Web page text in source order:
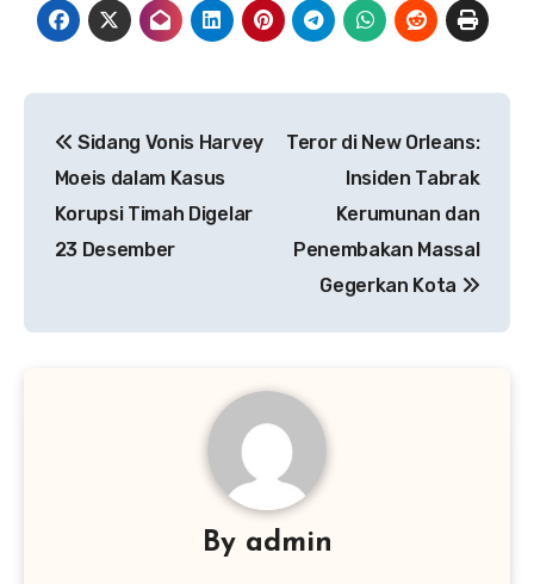
pos
Sidang Vonis Harvey
Moeis dalam Kasus
Korupsi Timah Digelar
23 Desember
Teror di New Orleans:
Insiden Tabrak
Kerumunan dan
Penembakan Massal
Gegerkan Kota
By admin